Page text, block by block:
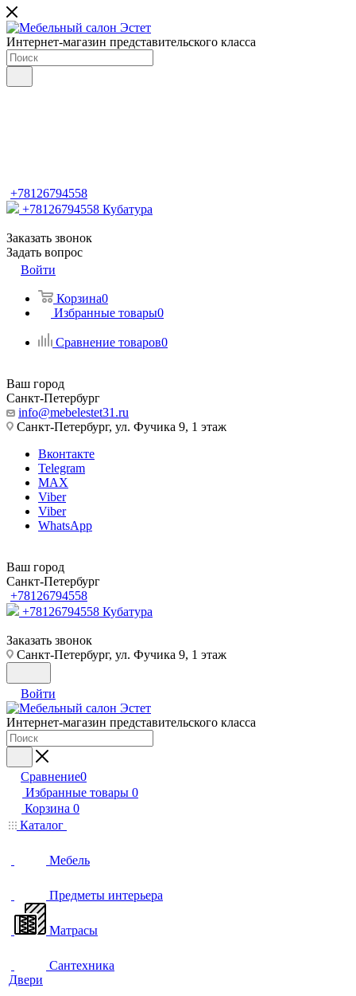
Интернет-магазин представительского класса
+78126794558
+78126794558 Кубатура
Заказать звонок
Задать вопрос
Войти
Корзина0
Избранные товары0
Сравнение товаров0
Ваш город
Санкт-Петербург
info@mebelestet31.ru
Санкт-Петербург, ул. Фучика 9, 1 этаж
Вконтакте
Telegram
MAX
Viber
Viber
WhatsApp
Ваш город
Санкт-Петербург
+78126794558
+78126794558 Кубатура
Заказать звонок
Санкт-Петербург, ул. Фучика 9, 1 этаж
Войти
Интернет-магазин представительского класса
Сравнение0
Избранные товары 0
Корзина 0
Каталог
Мебель
Предметы интерьера
Матрасы
Сантехника
Двери